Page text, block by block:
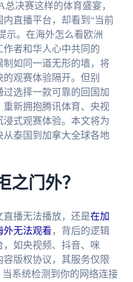
决赛这样的体育盛宴，
直播平台，却看到“当前
示。在海外怎么看欧洲
者和华人心中共同的
如同一道无形的墙，将
观赛体验隔开。但别
选择一款可靠的回国加
新拥抱腾讯体育、央视
式观赛体验。本文将为
泰国到加拿大全球各地
之门外？
播无法播放，还是在加
外无法观看 ，背后的逻辑
如央视频、抖音、咪
版权协议，其服务仅限
系统检测到你的网络连接